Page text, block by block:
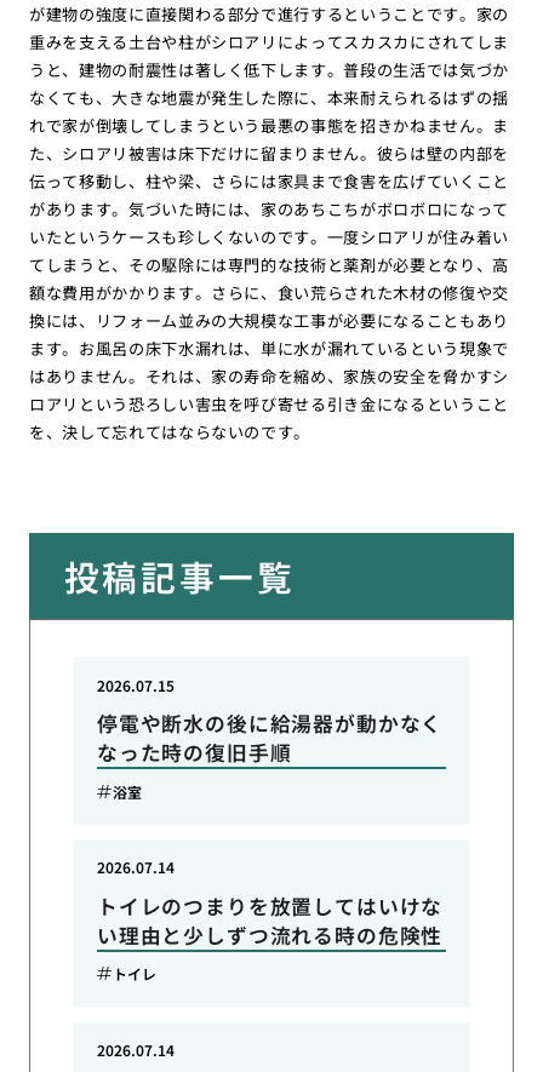
が建物の強度に直接関わる部分で進行するということです。家の
重みを支える土台や柱がシロアリによってスカスカにされてしま
うと、建物の耐震性は著しく低下します。普段の生活では気づか
なくても、大きな地震が発生した際に、本来耐えられるはずの揺
れで家が倒壊してしまうという最悪の事態を招きかねません。ま
た、シロアリ被害は床下だけに留まりません。彼らは壁の内部を
伝って移動し、柱や梁、さらには家具まで食害を広げていくこと
があります。気づいた時には、家のあちこちがボロボロになって
いたというケースも珍しくないのです。一度シロアリが住み着い
てしまうと、その駆除には専門的な技術と薬剤が必要となり、高
額な費用がかかります。さらに、食い荒らされた木材の修復や交
換には、リフォーム並みの大規模な工事が必要になることもあり
ます。お風呂の床下水漏れは、単に水が漏れているという現象で
はありません。それは、家の寿命を縮め、家族の安全を脅かすシ
ロアリという恐ろしい害虫を呼び寄せる引き金になるということ
を、決して忘れてはならないのです。
投稿記事一覧
停電や断水の後に給湯器が動かなく
なった時の復旧手順
2026.07.15
浴室
トイレのつまりを放置してはいけな
い理由と少しずつ流れる時の危険性
2026.07.14
トイレ
2026.07.14